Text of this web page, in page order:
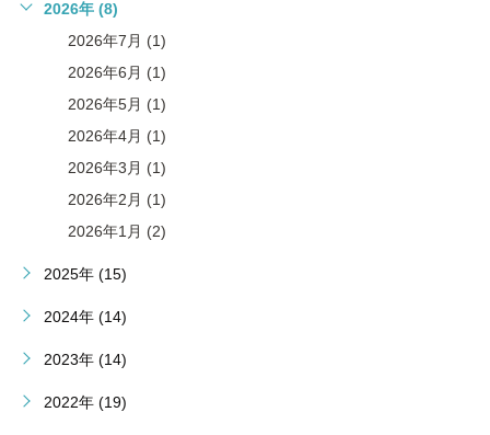
2026年 (8)
2026年7月 (1)
2026年6月 (1)
2026年5月 (1)
2026年4月 (1)
2026年3月 (1)
2026年2月 (1)
2026年1月 (2)
2025年 (15)
2024年 (14)
2023年 (14)
2022年 (19)